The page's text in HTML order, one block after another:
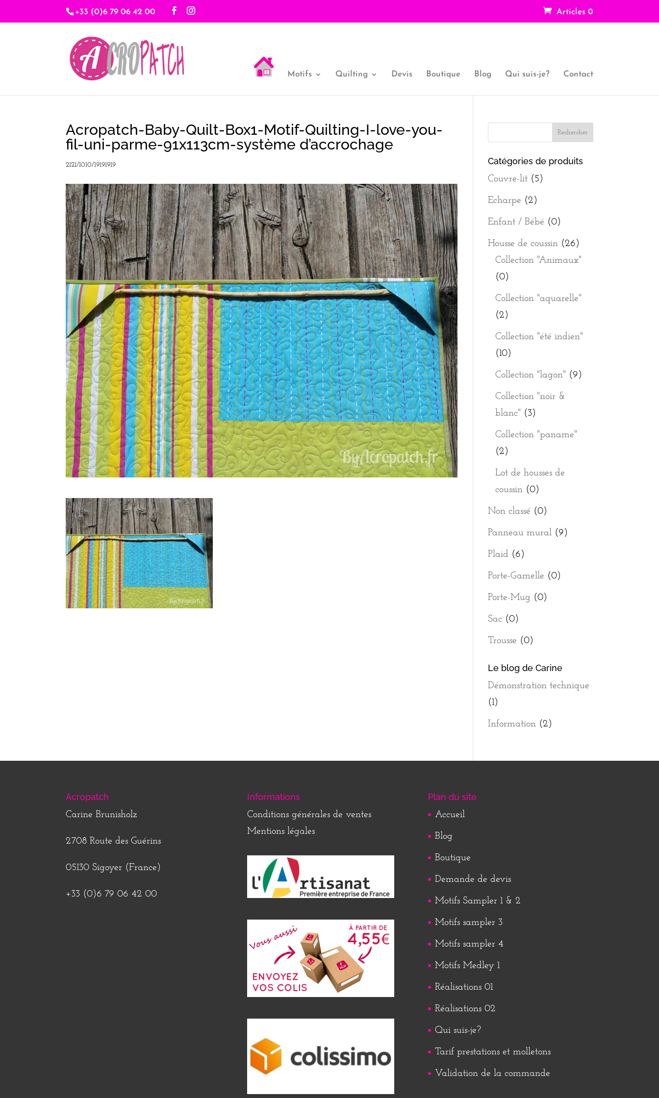
+33 (0)6 79 06 42 00 Articles 0
Motifs Quilting Devis Boutique Blog Qui suis-je? Contact
Acropatch-Baby-Quilt-Box1-Motif-Quilting-I-love-you-
fil-uni-parme-91x113cm-système d’accrochage
2121/1010/19191919 Catégories de produits
Couvre-lit (5)
Echarpe (2)
Enfant / Bébé (0)
Housse de coussin (26)
Collection "Animaux"
(0)
Collection "aquarelle"
(2)
Collection "été indien"
(10)
Collection "lagon" (9)
Collection "noir &
blanc" (3)
Collection "paname"
(2)
Lot de housses de
coussin (0)
Non classé (0)
Panneau mural (9)
Plaid (6)
Porte-Gamelle (0)
Porte-Mug (0)
Sac (0)
Trousse (0)
Le blog de Carine
Démonstration technique
(1)
Information(2)
Acropatch
Carine Brunisholz
2708 Route des Guérins
05130 Sigoyer (France)
+33 (0)6 79 06 42 00
Informations
Conditions générales de ventes
Mentions légales
Plan du site
Accueil
Blog
Boutique
Demande de devis
Motifs Sampler 1 & 2
Motifs sampler 3
Motifs sampler 4
Motifs Medley 1
Réalisations 01
Réalisations 02
Qui suis-je?
Tarif prestations et molletons
Validation de la commande